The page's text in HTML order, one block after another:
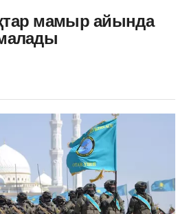
мамыр айында